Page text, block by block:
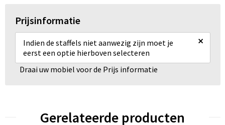
Prijsinformatie
Indien de staffels niet aanwezig zijn moet je
eerst een optie hierboven selecteren
×
Draai uw mobiel voor de Prijs informatie
Gerelateerde producten